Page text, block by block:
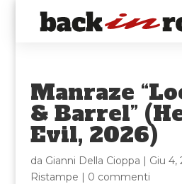
Manraze
& Barrel”
Evil, 2026)
da Gianni Della Cioppa | Giu 4,
Ristampe | 0 commenti